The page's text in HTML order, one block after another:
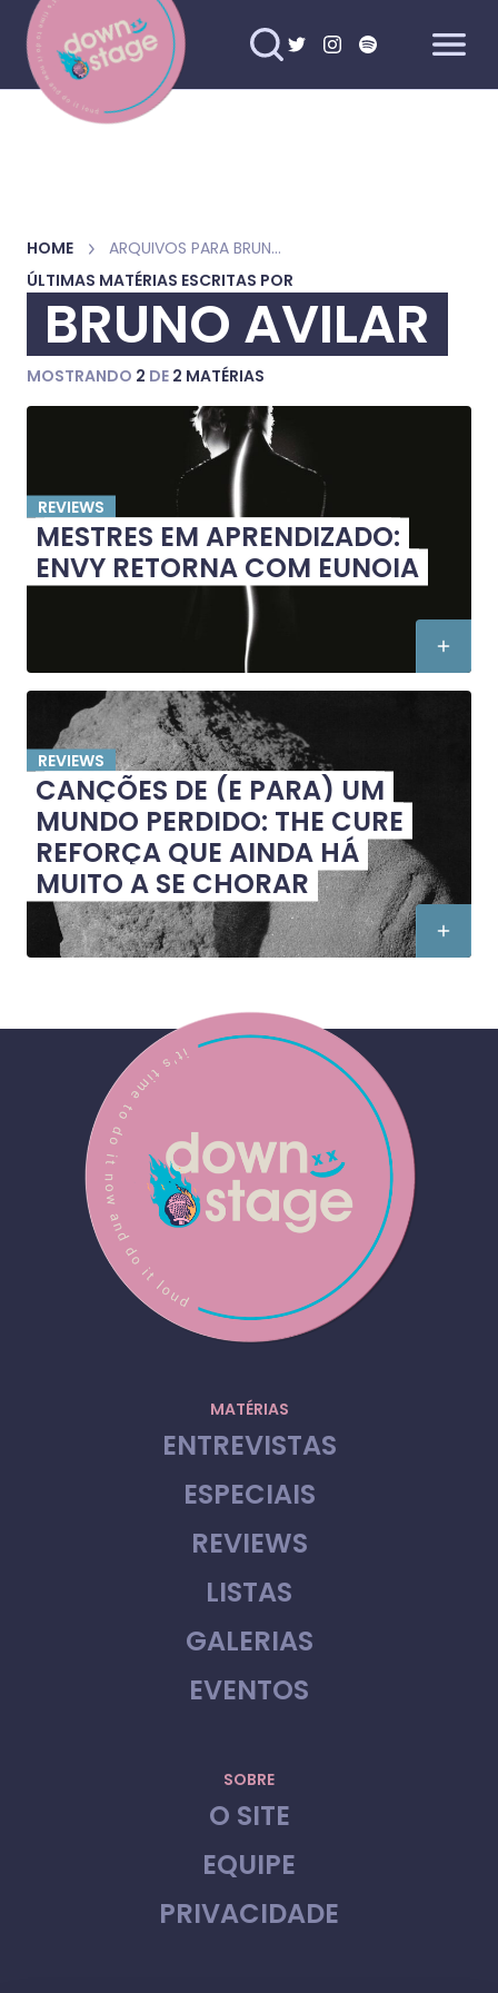
HOME
ARQUIVOS PARA BRUNO AVILAR
ÚLTIMAS MATÉRIAS ESCRITAS POR
BRUNO AVILAR
MOSTRANDO 2 DE 2 MATÉRIAS
REVIEWS
MESTRES EM APRENDIZADO:
ENVY RETORNA COM EUNOIA
REVIEWS
CANÇÕES DE (E PARA) UM
MUNDO PERDIDO: THE CURE
REFORÇA QUE AINDA HÁ
MUITO A SE CHORAR
MATÉRIAS
ENTREVISTAS
ESPECIAIS
REVIEWS
LISTAS
GALERIAS
EVENTOS
SOBRE
O SITE
EQUIPE
PRIVACIDADE